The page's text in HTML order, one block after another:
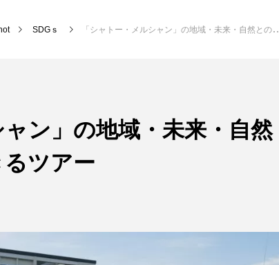
SDGｓ 「シャトー・メルシャン」の地域・未来・自然との共生を実感できるツアー
ャン」の地域・未来・自然
ツアー